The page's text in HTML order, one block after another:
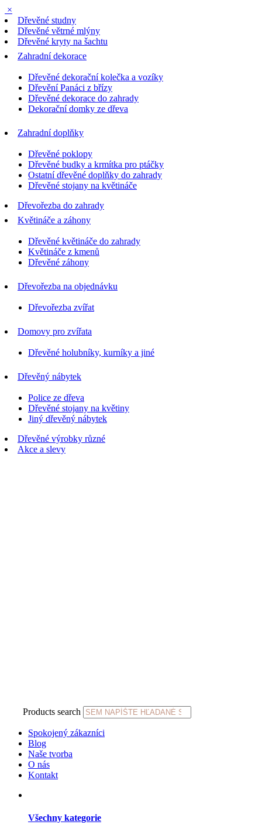
×
Dřevěné studny
Dřevěné větrné mlýny
Dřevěné kryty na šachtu
Zahradní dekorace
Dřevěné dekorační kolečka a vozíky
Dřevění Panáci z břízy
Dřevěné dekorace do zahrady
Dekorační domky ze dřeva
Zahradní doplňky
Dřevěné poklopy
Dřevěné budky a krmítka pro ptáčky
Ostatní dřevěné doplňky do zahrady
Dřevěné stojany na květináče
Dřevořezba do zahrady
Květináče a záhony
Dřevěné květináče do zahrady
Květináče z kmenů
Dřevěné záhony
Dřevořezba na objednávku
Dřevořezba zvířat
Domovy pro zvířata
Dřevěné holubníky, kurníky a jiné
Dřevěný nábytek
Police ze dřeva
Dřevěné stojany na květiny
Jiný dřevěný nábytek
Dřevěné výrobky různé
Akce a slevy
Products search
Spokojený zákazníci
Blog
Naše tvorba
O nás
Kontakt
Všechny kategorie